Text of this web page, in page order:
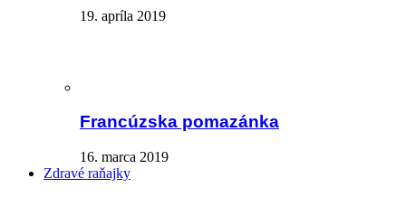
19. apríla 2019
Francúzska pomazánka
16. marca 2019
Zdravé raňajky